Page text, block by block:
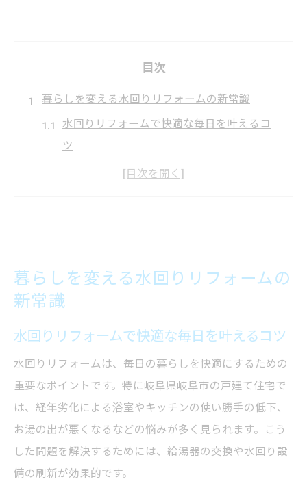
目次
暮らしを変える水回りリフォームの新常識
水回りリフォームで快適な毎日を叶えるコ
ツ
暮らしに合った水回りリフォームの選び方
プ
給湯器交換で叶える快適な住まいの秘訣
水回りリフォームで給湯器交換を検討する
理由
快適な暮らしを支える給湯器の選び方
水回りリフォーム時の給湯器交換のタイミ
ング
トラブル回避のための給湯器交換注意点
省エネも叶う給湯器交換のポイント
暮らしを変える水回りリフォームの
新常識
水回りリフォームで快適な毎日を叶えるコツ
水回りリフォームは、毎日の暮らしを快適にするための
重要なポイントです。特に岐阜県岐阜市の戸建て住宅で
は、経年劣化による浴室やキッチンの使い勝手の低下、
お湯の出が悪くなるなどの悩みが多く見られます。こう
した問題を解決するためには、給湯器の交換や水回り設
備の刷新が効果的です。